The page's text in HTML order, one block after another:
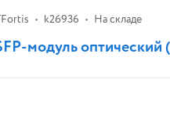
k26936 На складе
модуль оптический